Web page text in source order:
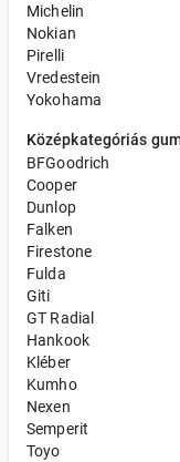
Michelin
Nokian
Pirelli
Vredestein
Yokohama
Középkategóriás
BFGoodrich
Cooper
Dunlop
Falken
Firestone
Fulda
Giti
GT Radial
Hankook
Kléber
Kumho
Nexen
Semperit
Toyo